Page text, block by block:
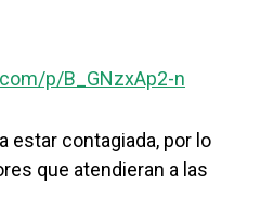
p/B_GNzxAp2-n
estar contagiada, por lo
que atendieran a las